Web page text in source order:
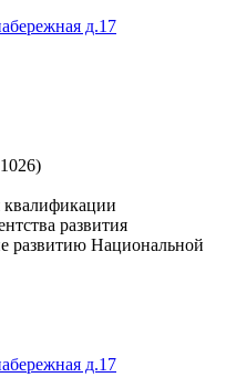
д.17
квалификации
развития
развитию Национальной
д.17